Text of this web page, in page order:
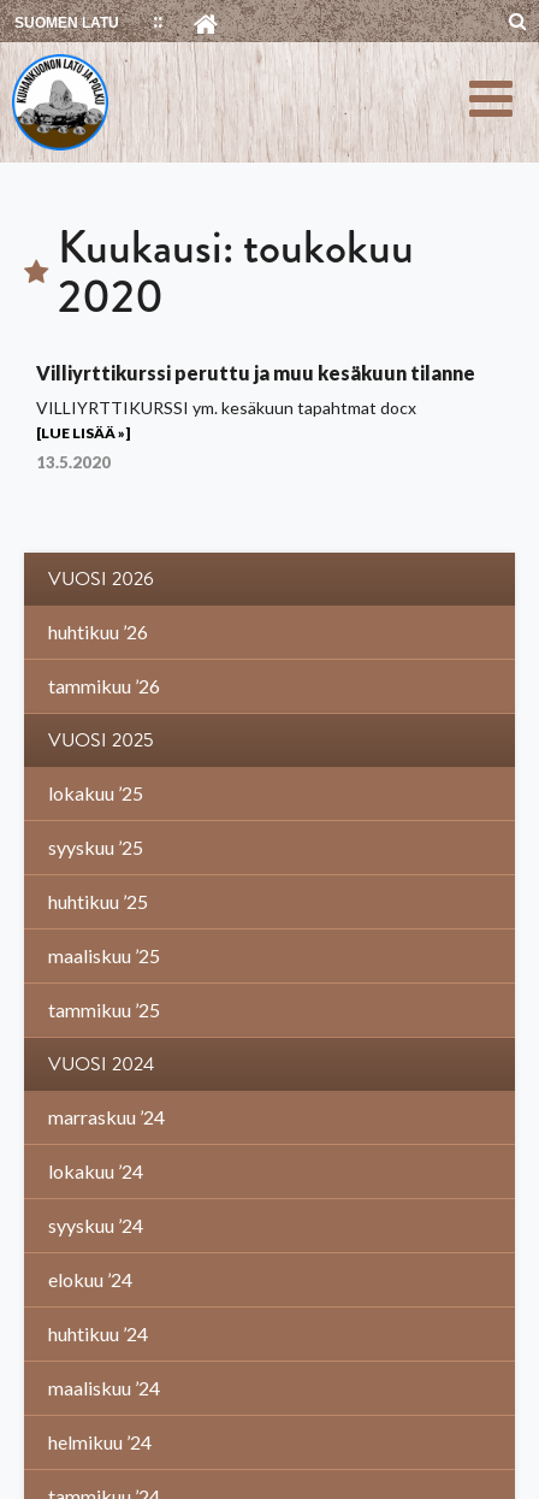
Skip
to
content
SUOMEN LATU
Kuukausi:toukokuu
2020
Villiyrttikurssi peruttu ja muu kesäkuun tilanne
VILLIYRTTIKURSSI ym. kesäkuun tapahtmat docx
[LUE LISÄÄ »]
13.5.2020
VUOSI 2026
huhtikuu ’26
tammikuu ’26
VUOSI 2025
lokakuu ’25
syyskuu ’25
huhtikuu ’25
maaliskuu ’25
tammikuu ’25
VUOSI 2024
marraskuu ’24
lokakuu ’24
syyskuu ’24
elokuu ’24
huhtikuu ’24
maaliskuu ’24
helmikuu ’24